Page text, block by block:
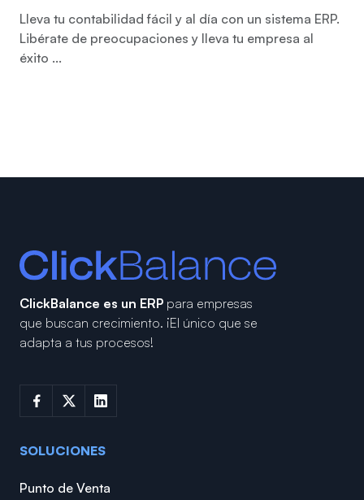
Lleva tu contabilidad fácil y al día con un sistema ERP.
Libérate de preocupaciones y lleva tu empresa al
éxito ...
ClickBalance es un ERP para empresas
que buscan crecimiento. ¡El único que se
adapta a tus procesos!
SOLUCIONES
Punto de Venta